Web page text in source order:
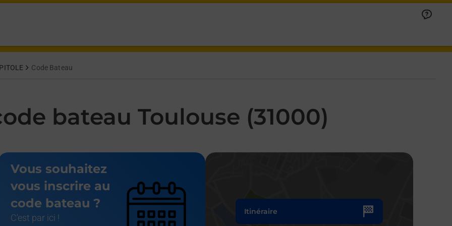
Code Bateau
bateau Toulouse (31000)
Vous souhaitez
vous inscrire au
code bateau ?
C'est par ici !
Itinéraire
Toulouse,